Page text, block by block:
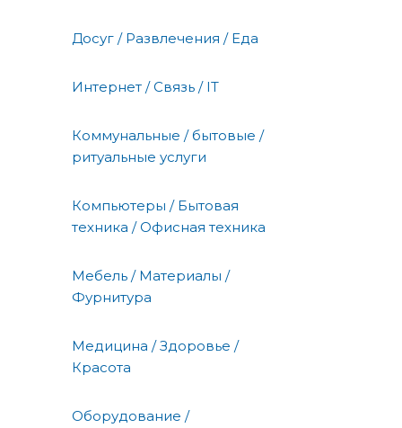
Досуг / Развлечения / Еда
Интернет / Связь / IT
Коммунальные / бытовые /
ритуальные услуги
Компьютеры / Бытовая
техника / Офисная техника
Мебель / Материалы /
Фурнитура
Медицина / Здоровье /
Красота
Оборудование /